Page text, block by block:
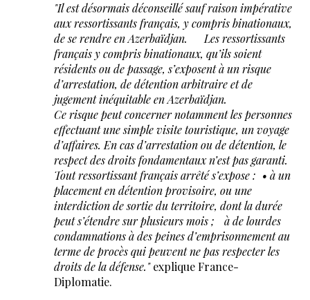
"Il est désormais déconseillé sauf raison impérative
aux ressortissants français, y compris binationaux,
de se rendre en Azerbaïdjan. Les ressortissants
français y compris binationaux, qu’ils soient
résidents ou de passage, s’exposent à un risque
d’arrestation, de détention arbitraire et de
jugement inéquitable en Azerbaïdjan.
Ce risque peut concerner notamment les personnes
effectuant une simple visite touristique, un voyage
d’affaires. En cas d’arrestation ou de détention, le
respect des droits fondamentaux n’est pas garanti.
Tout ressortissant français arrêté s’expose : • à un
placement en détention provisoire, ou une
interdiction de sortie du territoire, dont la durée
peut s’étendre sur plusieurs mois ; à de lourdes
condamnations à des peines d’emprisonnement au
terme de procès qui peuvent ne pas respecter les
droits de la défense."explique France-
Diplomatie.